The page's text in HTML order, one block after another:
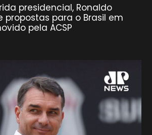
presidencial, Ronaldo
propostas para o Brasil em
pela ACSP